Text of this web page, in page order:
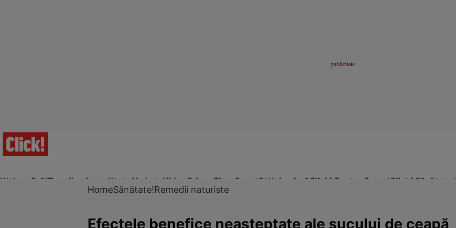
Ultima Oră!Trending Actualitate Vedete Video Prime Time SportStil de viațăClick! Pentru FemeiClick! Sănătate
HomeSănătate!Remedii naturiste
Efectele benefice neaşteptate ale sucului de ceapă